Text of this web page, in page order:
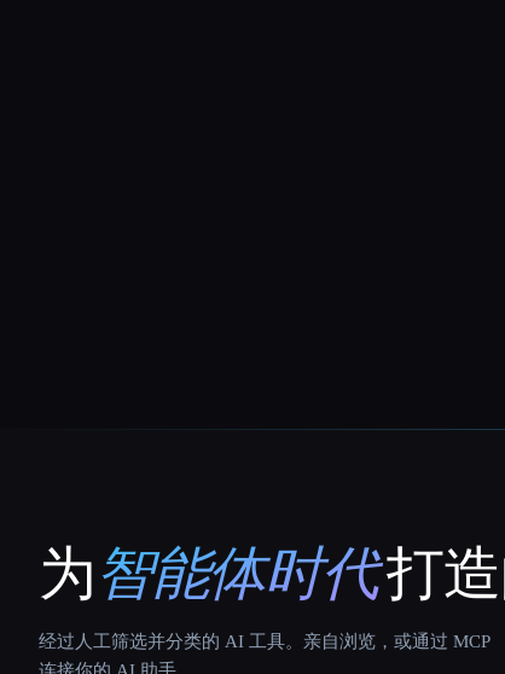
That AI Collection
为智能体时代打造
经过人工筛选并分类的 AI 工具。亲自浏览，或通过 MCP